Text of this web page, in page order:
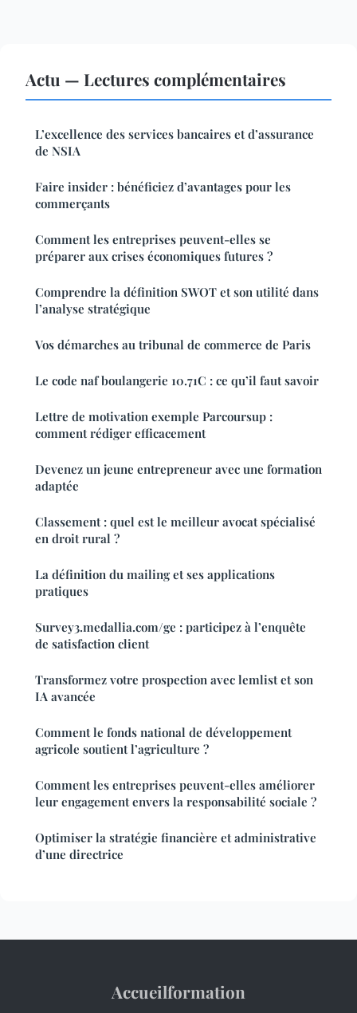
Actu — Lectures complémentaires
L’excellence des services bancaires et d’assurance
de NSIA
Faire insider : bénéficiez d’avantages pour les
commerçants
Comment les entreprises peuvent-elles se
préparer aux crises économiques futures ?
Comprendre la définition SWOT et son utilité dans
l’analyse stratégique
Vos démarches au tribunal de commerce de Paris
Le code naf boulangerie 10.71C : ce qu’il faut savoir
Lettre de motivation exemple Parcoursup :
comment rédiger efficacement
Devenez un jeune entrepreneur avec une formation
adaptée
Classement : quel est le meilleur avocat spécialisé
en droit rural ?
La définition du mailing et ses applications
pratiques
Survey3.medallia.com/ge : participez à l’enquête
de satisfaction client
Transformez votre prospection avec lemlist et son
IA avancée
Comment le fonds national de développement
agricole soutient l’agriculture ?
Comment les entreprises peuvent-elles améliorer
leur engagement envers la responsabilité sociale ?
Optimiser la stratégie financière et administrative
d’une directrice
Accueilformation